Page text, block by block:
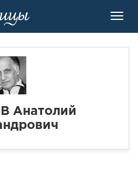
Анатолий